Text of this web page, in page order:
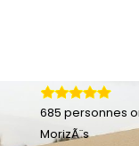
685 personnes
MorizÃ¨s